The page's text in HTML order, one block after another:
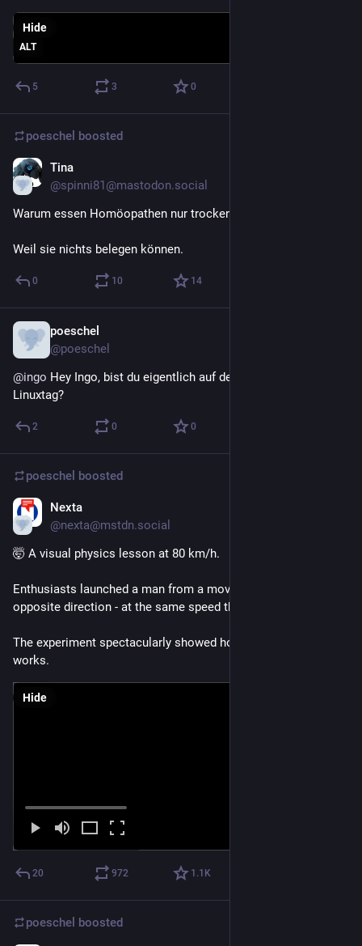
ALT
Hide
5 3 0
poeschel boosted
Tina
@spinni81@mastodon.social
Warum essen Homöopathen nur trockenes Brot?
Weil sie nichts belegen können.
0 10 14
poeschel
@poeschel
@ingo Hey Ingo, bist du eigentlich auf dem Chemnitzer
Linuxtag?
2 0 0
poeschel boosted
Nexta
@nexta@mstdn.social
🤯 A visual physics lesson at 80 km/h.
Enthusiasts launched a man from a moving truck in the
opposite direction - at the same speed the car was traveling.
The experiment spectacularly showed how relative speed
works.
Hide
20 972 1.1 K
poeschel boosted